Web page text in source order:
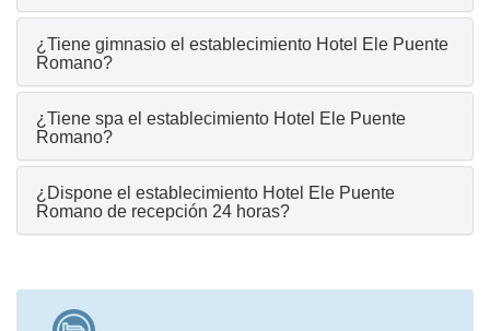
¿Tiene gimnasio el establecimiento Hotel Ele Puente
Romano?
¿Tiene spa el establecimiento Hotel Ele Puente
Romano?
¿Dispone el establecimiento Hotel Ele Puente
Romano de recepción 24 horas?